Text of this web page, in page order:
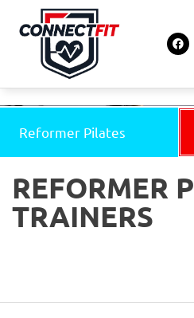
Reformer Pilates
REFORMER
TRAINERS